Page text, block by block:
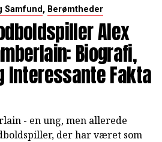
Samfund, Berømtheder
Alex
Biografi,
Interessante Fakta
- en ung, men allerede
der har været som